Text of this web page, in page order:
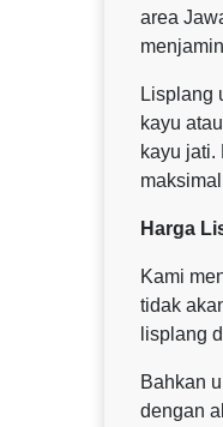
area
Lisplang
kayu
kayu jati.
Harga
Kami
tidak
lisplang
Bahkan
dengan